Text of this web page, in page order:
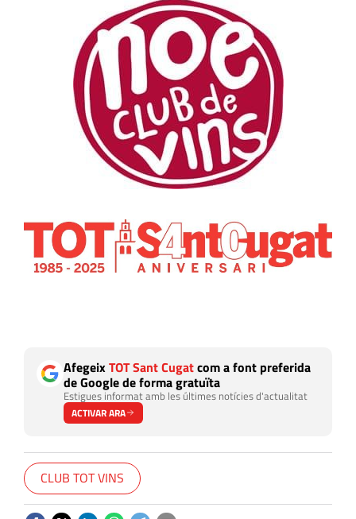
AfegeixTOT Sant Cugatcom a font preferida
de Google de forma gratuïta
Estigues informat amb les últimes notícies d'actualitat
ACTIVAR ARA
CLUB TOT VINS